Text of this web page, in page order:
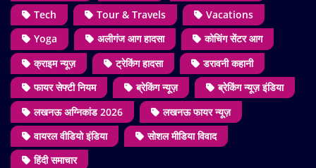
Tech
Tour & Travels
Vacations
Yoga
अलीगंज आग हादसा
कोचिंग सेंटर आग
क्राइम न्यूज़
ट्रेकिंग हादसा
डरावनी कहानी
फायर सेफ्टी नियम
ब्रेकिंग न्यूज़
ब्रेकिंग न्यूज़ इंडिया
लखनऊ अग्निकांड 2026
लखनऊ फायर न्यूज़
वायरल वीडियो इंडिया
सोशल मीडिया विवाद
हिंदी समाचार